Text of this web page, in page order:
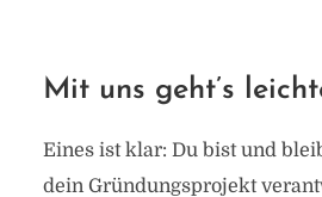
Mit uns geht’s
Eines ist klar: Du bist und
dein Gründungsprojekt